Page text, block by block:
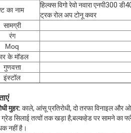
का नाम
हिल्क्स विगो रेवो नवारा एनपी300
ट्रक रोल अप टोनू कवर
सामग्री
रंग
Moq
के मॉडल
गुणवत्ता
इंस्टॉल
मुहर: काले, आंसू प्रतिरोधी, दो तरफा विनाइल और
ग्रेड सिलाई तत्वों तक खड़ा है;बल्कहेड पर सामने का
नहीं है।